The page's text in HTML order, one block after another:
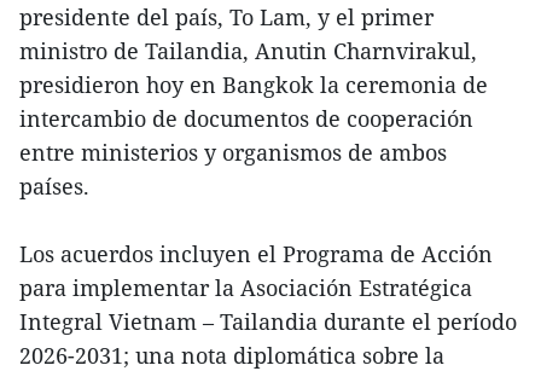
presidente del país, To Lam, y el primer
ministro de Tailandia, Anutin Charnvirakul,
presidieron hoy en Bangkok la ceremonia de
intercambio de documentos de cooperación
entre ministerios y organismos de ambos
países.
Los acuerdos incluyen el Programa de Acción
para implementar la Asociación Estratégica
Integral Vietnam – Tailandia durante el período
2026-2031; una nota diplomática sobre la